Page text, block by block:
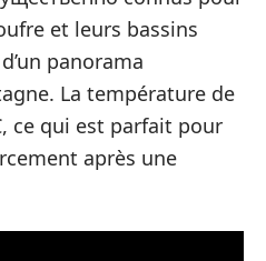
et leurs bassins
panorama
La température de
ce qui est parfait pour
après une